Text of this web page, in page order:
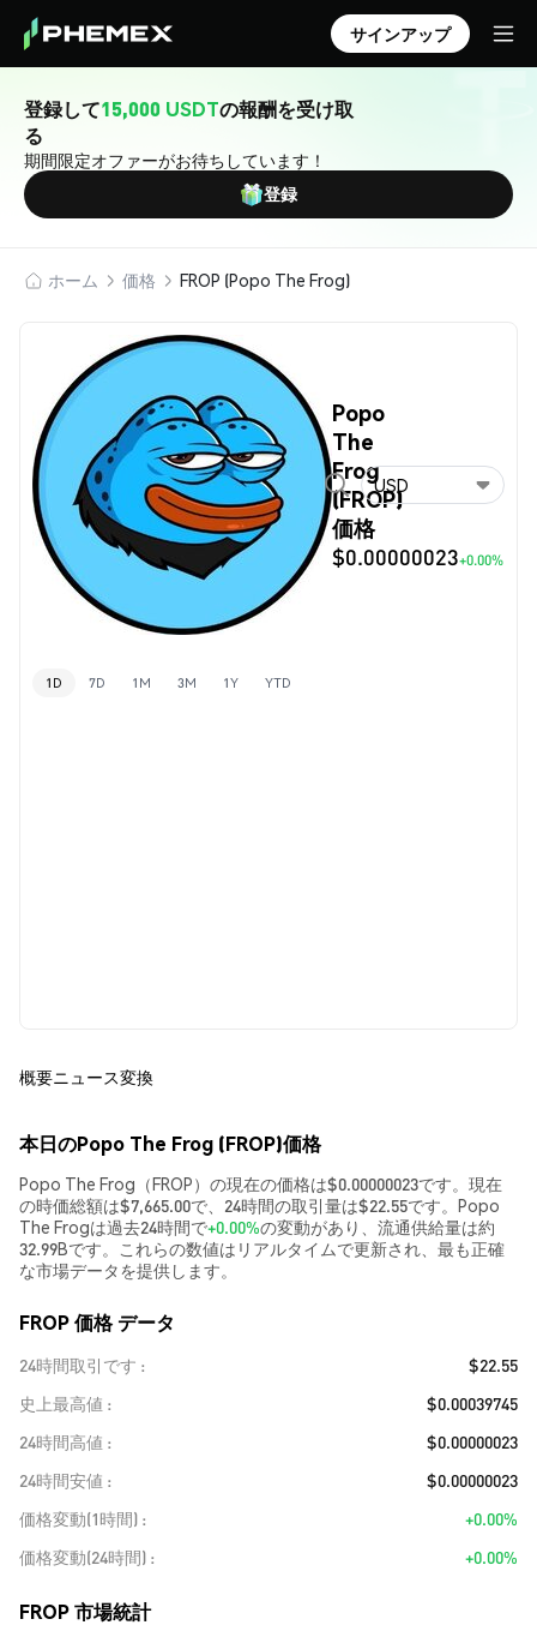
サインアップ
登録して15,000 USDTの報酬を受け取
る
期間限定オファーがお待ちしています！
登録
ホーム 価格 FROP (Popo The Frog)
Popo
The
Frog
(FROP)
価格
$0.00000023+0.00%
USD
1D 7D 1M 3M 1Y YTD
概要ニュース変換
本日のPopo The Frog (FROP)価格
Popo The Frog（FROP）の現在の価格は$0.00000023です。現在
の時価総額は$7,665.00で、24時間の取引量は$22.55です。Popo
The Frogは過去24時間で+0.00%の変動があり、流通供給量は約
32.99Bです。これらの数値はリアルタイムで更新され、最も正確
な市場データを提供します。
FROP 価格 データ
24時間取引です
$22.55
史上最高値
$0.00039745
24時間高値
$0.00000023
24時間安値
$0.00000023
価格変動(1時間)
+0.00%
価格変動(24時間)
+0.00%
FROP 市場統計